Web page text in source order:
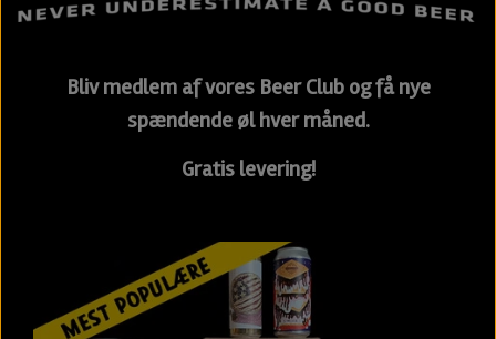
Bliv medlem af vores Beer Club og få nye
spændende øl hver måned.
Gratis levering!